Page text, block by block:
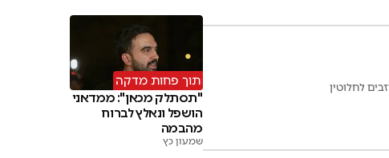
לחלוטין תוך פחות מדקה
"תסתלק מכאן": ממדאני
הושפל ונאלץ לברוח
מהבמה
שמעון כץ